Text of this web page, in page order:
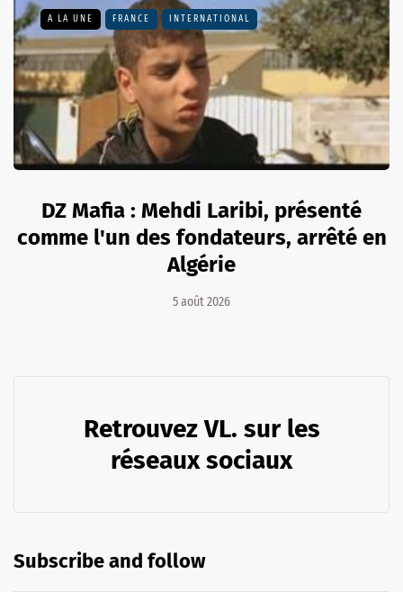
A LA UNE FRANCE INTERNATIONAL
DZ Mafia : Mehdi Laribi, présenté
comme l'un des fondateurs, arrêté en
Algérie
5 août 2026
Retrouvez VL. sur les
réseaux sociaux
Subscribe and follow